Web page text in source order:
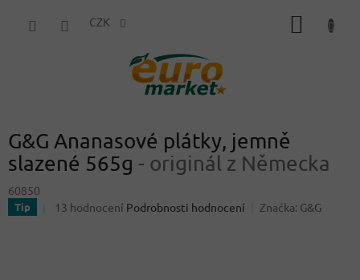
CZK
G&G Ananasové plátky, jemně
slazené 565g - originál z Německa
60850
Tip
Průměrné
13 hodnocení Podrobnosti hodnocení Značka: G&G